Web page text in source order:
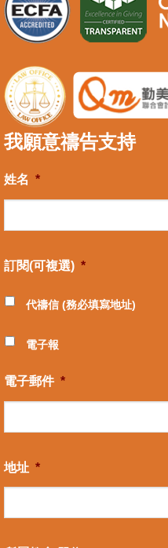
我願意禱告支持
姓名 *
訂閱(可複選) *
代禱信 (務必填寫地址)
電子報
電子郵件 *
地址 *